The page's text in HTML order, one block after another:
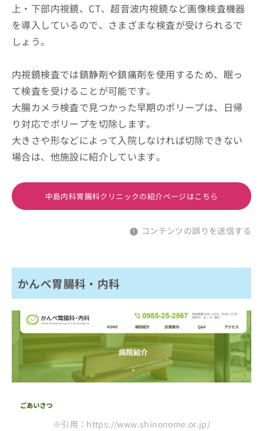
上・下部内視鏡、CT、超音波内視鏡など画像検査機器
を導入しているので、さまざまな検査が受けられるで
しょう。
内視鏡検査では鎮静剤や鎮痛剤を使用するため、眠っ
て検査を受けることが可能です。
大腸カメラ検査で見つかった早期のポリープは、日帰
り対応でポリープを切除します。
大きさや形などによって入院しなければ切除できない
場合は、他施設に紹介しています。
中島内科胃腸科クリニックの紹介ページはこちら
コンテンツの誤りを送信する
かんべ胃腸科・内科
※引用：https://www.shinonome.or.jp/